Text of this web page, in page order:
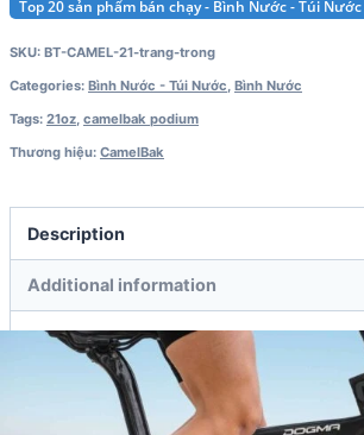
Top 20 sản phẩm bán chạy - Bình Nước - Túi Nước
SKU: BT-CAMEL-21-trang-trong
Categories: Bình Nước - Túi Nước, Bình Nước
Tags: 21oz, camelbak podium
Thương hiệu: CamelBak
Description
Additional information